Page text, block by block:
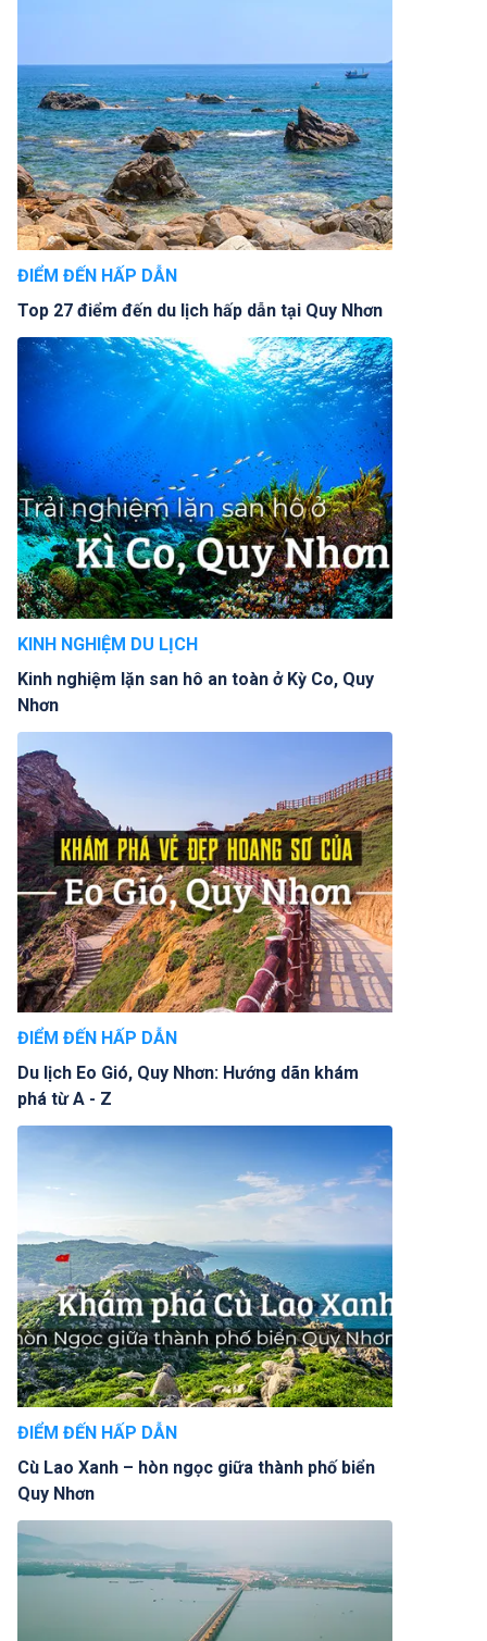
ĐIỂM ĐẾN HẤP DẪN
Top 27 điểm đến du lịch hấp dẫn tại Quy Nhơn
KINH NGHIỆM DU LỊCH
Kinh nghiệm lặn san hô an toàn ở Kỳ Co, Quy
Nhơn
ĐIỂM ĐẾN HẤP DẪN
Du lịch Eo Gió, Quy Nhơn: Hướng dãn khám
phá từ A - Z
ĐIỂM ĐẾN HẤP DẪN
Cù Lao Xanh – hòn ngọc giữa thành phố biển
Quy Nhơn